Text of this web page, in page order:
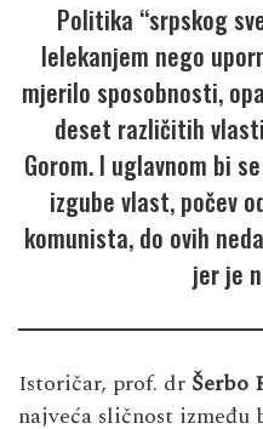
Politika “srpskog
lelekanjem nego
mjerilo sposobnosti,
deset različitih
Gorom. I uglavnom bi
izgube vlast, počev
komunista, do ovih
jer je
Istoričar, prof. dr Šerbo
najveća sličnost između